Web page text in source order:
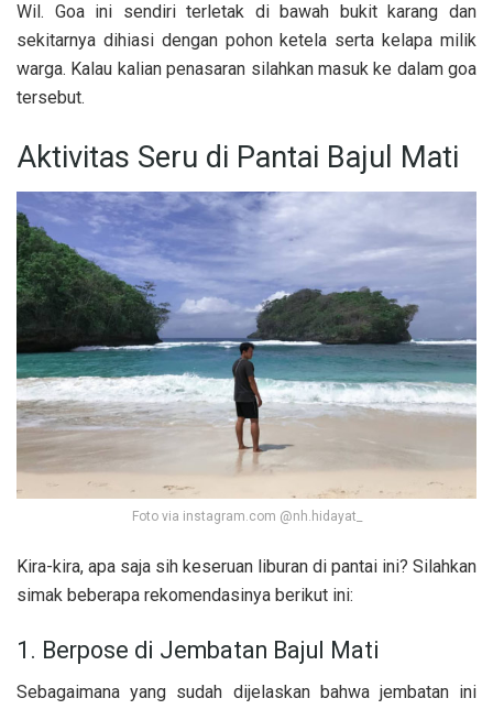
Wil. Goa ini sendiri terletak di bawah bukit karang dan
sekitarnya dihiasi dengan pohon ketela serta kelapa milik
warga. Kalau kalian penasaran silahkan masuk ke dalam goa
tersebut.
Aktivitas Seru di Pantai Bajul Mati
Foto via instagram.com @nh.hidayat_
Kira-kira, apa saja sih keseruan liburan di pantai ini? Silahkan
simak beberapa rekomendasinya berikut ini:
1. Berpose di Jembatan Bajul Mati
Sebagaimana yang sudah dijelaskan bahwa jembatan ini